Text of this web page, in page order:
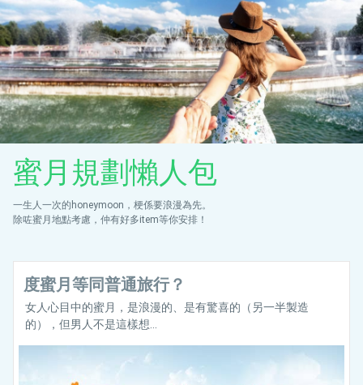
蜜月規劃懶人包
一生人一次的honeymoon，梗係要浪漫為先。
除咗蜜月地點考慮，仲有好多item等你安排！
度蜜月等同普通旅行？
女人心目中的蜜月，是浪漫的、是有驚喜的（另一半製造
的），但男人不是這樣想...